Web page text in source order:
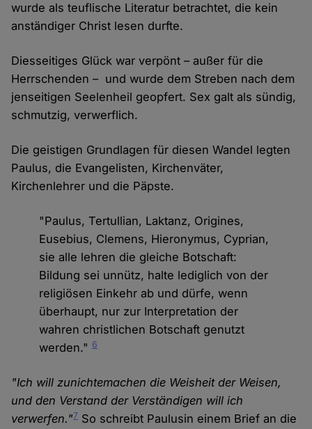
wurde als teuflische Literatur betrachtet, die kein
anständiger Christ lesen durfte.
Diesseitiges Glück war verpönt – außer für die
Herrschenden – und wurde dem Streben nach dem
jenseitigen Seelenheil geopfert. Sex galt als sündig,
schmutzig, verwerflich.
Die geistigen Grundlagen für diesen Wandel legten
Paulus, die Evangelisten, Kirchenväter,
Kirchenlehrer und die Päpste.
"Paulus, Tertullian, Laktanz, Origines,
Eusebius, Clemens, Hieronymus, Cyprian,
sie alle lehren die gleiche Botschaft:
Bildung sei unnütz, halte lediglich von der
religiösen Einkehr ab und dürfe, wenn
überhaupt, nur zur Interpretation der
wahren christlichen Botschaft genutzt
werden."6
"Ich will zunichtemachen die Weisheit der Weisen,
und den Verstand der Verständigen will ich
verwerfen."7 So schreibt Paulusin einem Brief an die